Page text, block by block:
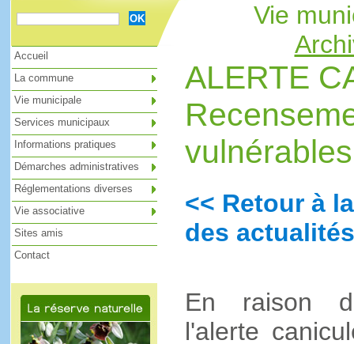
Vie
ALERTE
vulnérables
<< Retour à
des
En raison
l'alerte
Accueil
La commune
Vie municipale
Services municipaux
Informations pratiques
Démarches administratives
Réglementations diverses
Vie associative
Sites amis
Contact